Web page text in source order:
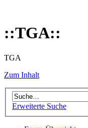
::TGA::
TGA
Zum Inhalt
Erweiterte Suche